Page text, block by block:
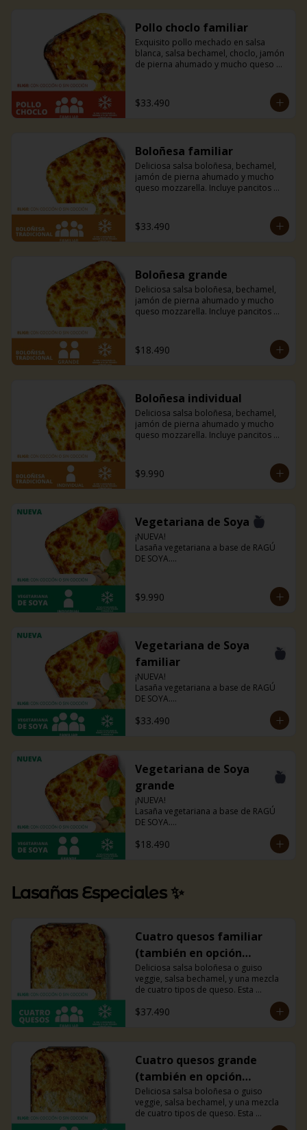
Pollo choclo familiar
Exquisito pollo mechado en salsa
blanca, salsa bechamel, choclo, jamón
de pierna ahumado y mucho queso
la casa.
$33.490
Boloñesa familiar
Deliciosa salsa boloñesa, bechamel,
jamón de pierna ahumado y mucho
queso mozzarella. Incluye pancitos
$33.490
Boloñesa grande
Deliciosa salsa boloñesa, bechamel,
jamón de pierna ahumado y mucho
queso mozzarella. Incluye pancitos
$18.490
Boloñesa individual
Deliciosa salsa boloñesa, bechamel,
jamón de pierna ahumado y mucho
queso mozzarella. Incluye pancitos
$9.990
Vegetariana de Soya
¡NUEVA!
Lasaña vegetariana a base de RAGÚ
DE SOYA.
Disponible en todas sus versiones.
NOTA: Puede contener trazas de
$9.990
Vegetariana de Soya
familiar
¡NUEVA!
Lasaña vegetariana a base de RAGÚ
DE SOYA.
La misma lasaña, el mismo sabor pero
ahora con guiso diferente.
$33.490
Vegetariana de Soya
grande
¡NUEVA!
Lasaña vegetariana a base de RAGÚ
DE SOYA.
La misma lasaña, el mismo sabor pero
ahora con guiso diferente.
$18.490
Lasañas Especiales ✨
Cuatro quesos familiar
(también en opción
veggie)
Deliciosa salsa boloñesa o guiso
veggie, salsa bechamel, y una mezcla
de cuatro tipos de queso. Esta
combinación hará explotar tu paladar.
Recomendada para 4 personas.
$37.490
Cuatro quesos grande
(también en opción
veggie)
Deliciosa salsa boloñesa o guiso
veggie, salsa bechamel, y una mezcla
de cuatro tipos de queso. Esta
combinación hará explotar tu paladar.